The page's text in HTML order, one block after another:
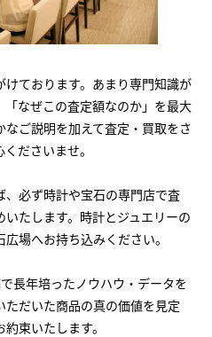
ております。あまり専門知識が
なぜこの査定額なのか」を最大
ご説明を加えて査定・買取をさ
ださいませ。
必ず時計や宝石の専門店で査
たします。時計とジュエリーの
場へお持ち込みください。
長年培ったノウハウ・データを
だいた商品の真の価値を見定
束いたします。